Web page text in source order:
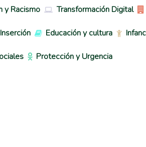
y Racismo Transformación Digital
Educación y cultura
Protección y Urgencia